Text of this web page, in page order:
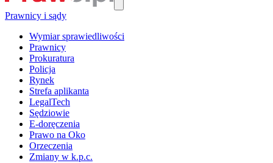
Prawnicy i sądy
Wymiar sprawiedliwości
Prawnicy
Prokuratura
Policja
Rynek
Strefa aplikanta
LegalTech
Sędziowie
E-doręczenia
Prawo na Oko
Orzeczenia
Zmiany w k.p.c.